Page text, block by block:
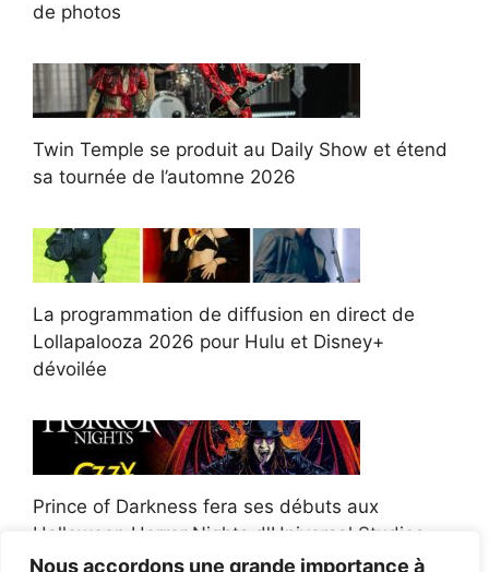
Nous accordons une grande importance à
de photos
Twin Temple se produit au Daily Show et étend
sa tournée de l’automne 2026
La programmation de diffusion en direct de
Lollapalooza 2026 pour Hulu et Disney+
dévoilée
Prince of Darkness fera ses débuts aux
Halloween Horror Nights d'Universal Studios